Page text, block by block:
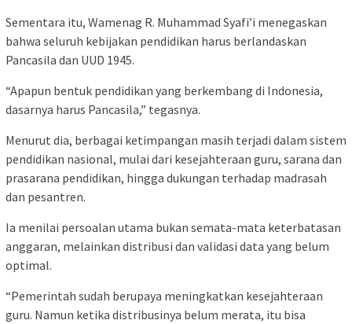
Sementara itu, Wamenag R. Muhammad Syafi’i menegaskan
bahwa seluruh kebijakan pendidikan harus berlandaskan
Pancasila dan UUD 1945.
“Apapun bentuk pendidikan yang berkembang di Indonesia,
dasarnya harus Pancasila,” tegasnya.
Menurut dia, berbagai ketimpangan masih terjadi dalam sistem
pendidikan nasional, mulai dari kesejahteraan guru, sarana dan
prasarana pendidikan, hingga dukungan terhadap madrasah
dan pesantren.
Ia menilai persoalan utama bukan semata-mata keterbatasan
anggaran, melainkan distribusi dan validasi data yang belum
optimal.
“Pemerintah sudah berupaya meningkatkan kesejahteraan
guru. Namun ketika distribusinya belum merata, itu bisa